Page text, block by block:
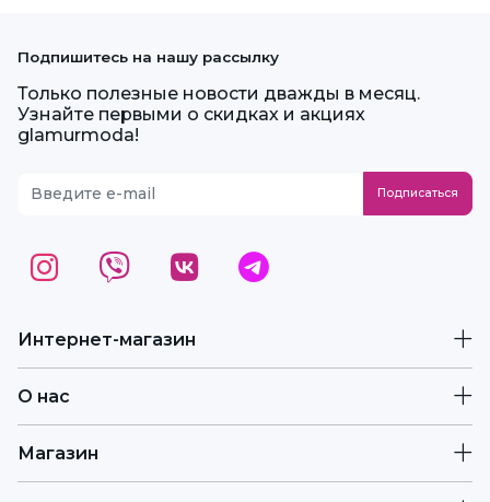
Интернет-магазин
О нас
Магазин
Подпишитесь на нашу рассылку
Только полезные новости дважды в месяц.
Узнайте первыми о скидках и акциях
glamurmoda!